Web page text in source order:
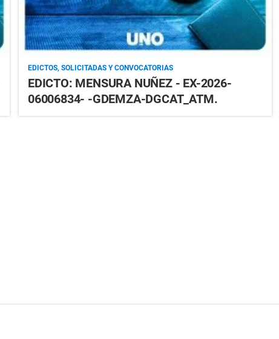
EDICTOS, SOLICITADAS Y CONVOCATORIAS
EDICTO: MENSURA NUÑEZ - EX-2026-
06006834- -GDEMZA-DGCAT_ATM.